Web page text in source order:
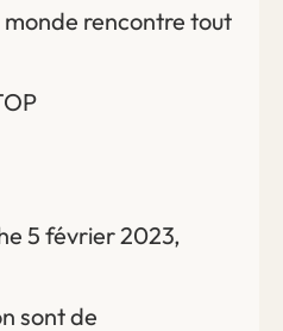
monde rencontre tout
5 février 2023,
sont de